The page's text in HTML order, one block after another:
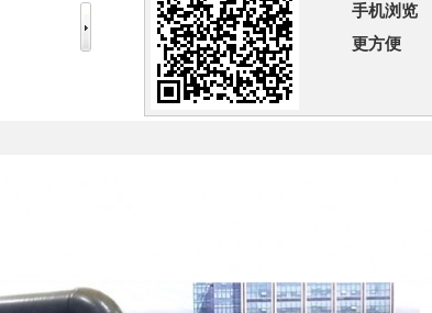
手机浏览
更方便